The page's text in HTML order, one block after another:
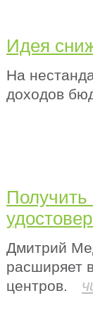
Идея
На
доходов
Получить
Дмитрий
расширяет
центров.